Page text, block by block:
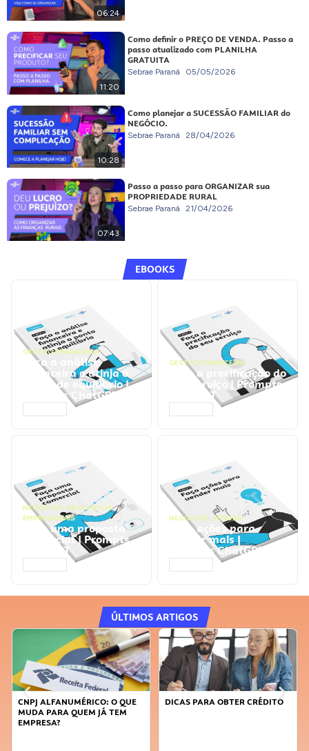
06:24
11:20
Como definir o PREÇO DE VENDA. Passo a
passo atualizado com PLANILHA
GRATUITA
Sebrae Paraná 05/05/2026
10:28
Como planejar a SUCESSÃO FAMILIAR do
NEGÓCIO.
Sebrae Paraná 28/04/2026
07:43
Passo a passo para ORGANIZAR sua
PROPRIEDADE RURAL
Sebrae Paraná 21/04/2026
EBOOKS
GESTÃO FINANCEIRA
Faça a análise
financeira e atinja o
ponto de equilíbrio |
Prompts ChatGPT
GESTÃO FINANCEIRA
Faça a precificação do
seu serviço | Prompts
ChatGPT
NEGÓCIOS, PROCESSOS
EMPRESARIAIS
Faça uma proposta
comercial | Prompts
ChatGPT
NEGÓCIOS, VENDAS
Faça ações para
vender mais |
Prompts ChatGPT
ÚLTIMOS ARTIGOS
DICAS PARA OBTER CRÉDITO
FAÇA A DIFERENÇA: SEJA